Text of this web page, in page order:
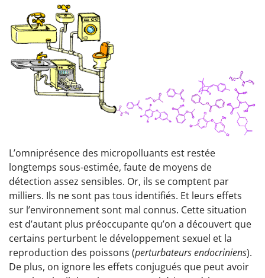
L’omniprésence des micropolluants est restée
longtemps sous-estimée, faute de moyens de
détection assez sensibles. Or, ils se comptent par
milliers. Ils ne sont pas tous identifiés. Et leurs effets
sur l’environnement sont mal connus. Cette situation
est d’autant plus préoccupante qu’on a découvert que
certains perturbent le développement sexuel et la
reproduction des poissons (perturbateurs endocriniens).
De plus, on ignore les effets conjugués que peut avoir